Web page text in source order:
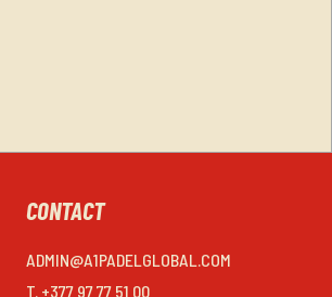
CONTACT
ADMIN@A1PADELGLOBAL.COM
T. +377 97 77 51 00